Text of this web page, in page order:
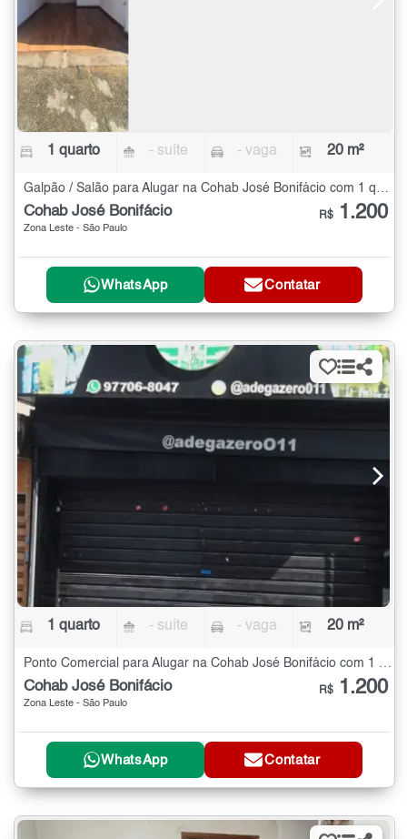
1 quarto - suíte - vaga 20 m²
Cohab José Bonifácio
Zona Leste - São Paulo
R$ 1.200
WhatsApp Contatar
1 quarto - suíte - vaga 20 m²
Ponto Comercial para Alugar na Cohab José Bonifácio com 1 quarto - 20 m²
Cohab José Bonifácio
Zona Leste - São Paulo
R$ 1.200
WhatsApp Contatar